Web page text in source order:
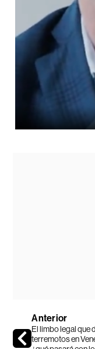
Anterior
El limbo legal que
terremotos en